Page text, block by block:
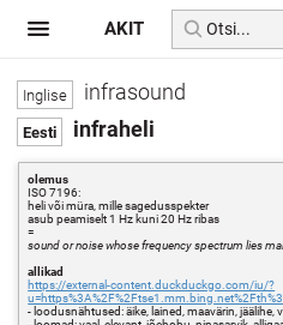
infrasound
infraheli
olemus
ISO 7196:
heli või müra, mille sagedusspekter
asub peamiselt 1 Hz kuni 20 Hz ribas
=
sound or noise whose frequency spectrum lies
allikad
https://external-content.duckduckgo.com/iu/?
- loodusnähtused: äike, lained, maavärin, jäälihe,
AKIT